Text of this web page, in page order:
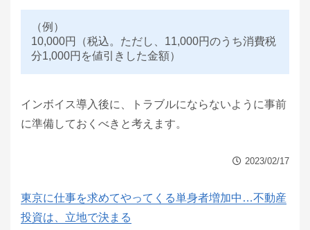
（例）
10,000円（税込。ただし、11,000円のうち消費税
分1,000円を値引きした金額）
インボイス導入後に、トラブルにならないように事前
に準備しておくべきと考えます。
2023/02/17
東京に仕事を求めてやってくる単身者増加中…不動産
投資は、立地で決まる